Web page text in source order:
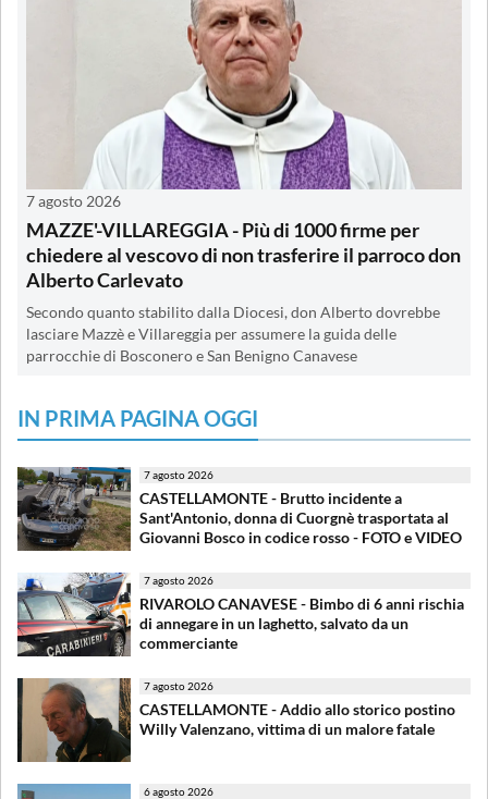
7 agosto 2026
MAZZE'-VILLAREGGIA - Più di 1000 firme per
chiedere al vescovo di non trasferire il parroco don
Alberto Carlevato
Secondo quanto stabilito dalla Diocesi, don Alberto dovrebbe
lasciare Mazzè e Villareggia per assumere la guida delle
parrocchie di Bosconero e San Benigno Canavese
IN PRIMA PAGINA OGGI
7 agosto 2026
CASTELLAMONTE - Brutto incidente a
Sant'Antonio, donna di Cuorgnè trasportata al
Giovanni Bosco in codice rosso - FOTO e VIDEO
7 agosto 2026
RIVAROLO CANAVESE - Bimbo di 6 anni rischia
di annegare in un laghetto, salvato da un
commerciante
7 agosto 2026
CASTELLAMONTE - Addio allo storico postino
Willy Valenzano, vittima di un malore fatale
6 agosto 2026